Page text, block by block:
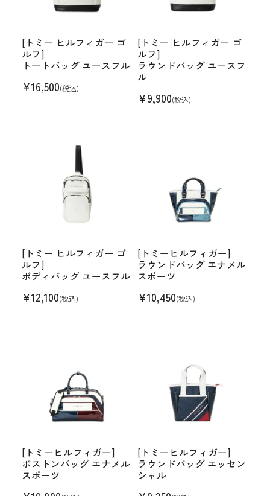
[トミー ヒルフィガー ゴ
ルフ]
トートバッグ ユースフル
¥16,500(税込)
[トミー ヒルフィガー ゴ
ルフ]
ラウンドバッグ ユースフ
ル
¥9,900(税込)
[トミー ヒルフィガー ゴ
ルフ]
ボディバッグ ユースフル
¥12,100(税込)
[トミーヒルフィガー]
ラウンドバッグ エナメル
スポーツ
¥10,450(税込)
[トミーヒルフィガー]
ボストンバッグ エナメル
スポーツ
[トミーヒルフィガー]
ラウンドバッグ エッセン
シャル